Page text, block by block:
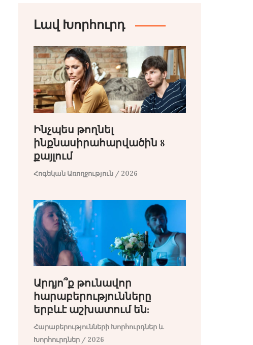
Լավ Խորհուրդ
Ինչպես թողնել
ինքնասիրահարվածին 8
քայլում
Հոգեկան Առողջություն / 2026
Արդյո՞ք թունավոր
հարաբերությունները
երբևէ աշխատում են:
Հարաբերությունների Խորհուրդներ և
Խորհուրդներ / 2026